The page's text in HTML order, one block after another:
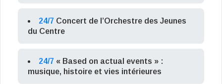
24/7 Concert de l’Orchestre des Jeunes
du Centre
24/7 « Based on actual events » :
musique, histoire et vies intérieures